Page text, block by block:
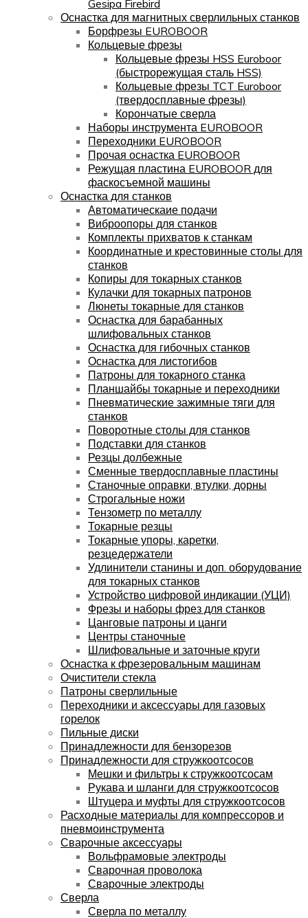
Gesipa Firebird
Оснастка для магнитных сверлильных станков
Борфрезы EUROBOOR
Кольцевые фрезы
Кольцевые фрезы HSS Euroboor
(быстрорежущая сталь HSS)
Кольцевые фрезы TCT Euroboor
(твердосплавные фрезы)
Корончатые сверла
Наборы инструмента EUROBOOR
Переходники EUROBOOR
Прочая оснастка EUROBOOR
Режущая пластина EUROBOOR для
фаскосъемной машины
Оснастка для станков
Автоматическаие подачи
Виброопоры для станков
Комплекты прихватов к станкам
Координатные и крестовинные столы для
станков
Копиры для токарных станков
Кулачки для токарных патронов
Люнеты токарные для станков
Оснастка для барабанных
шлифовальных станков
Оснастка для гибочных станков
Оснастка для листогибов
Патроны для токарного станка
Планшайбы токарные и переходники
Пневматические зажимные тяги для
станков
Поворотные столы для станков
Подставки для станков
Резцы долбежные
Сменные твердосплавные пластины
Станочные оправки, втулки, дорны
Строгальные ножи
Тензометр по металлу
Токарные резцы
Токарные упоры, каретки,
резцедержатели
Удлинители станины и доп. оборудование
для токарных станков
Устройство цифровой индикации (УЦИ)
Фрезы и наборы фрез для станков
Цанговые патроны и цанги
Центры станочные
Шлифовальные и заточные круги
Оснастка к фрезеровальным машинам
Очистители стекла
Патроны сверлильные
Переходники и аксессуары для газовых
горелок
Пильные диски
Принадлежности для бензорезов
Принадлежности для стружкоотсосов
Мешки и фильтры к стружкоотсосам
Рукава и шланги для стружкоотсосов
Штуцера и муфты для стружкоотсосов
Расходные материалы для компрессоров и
пневмоинструмента
Сварочные аксессуары
Вольфрамовые электроды
Сварочная проволока
Сварочные электроды
Сверла
Сверла по металлу